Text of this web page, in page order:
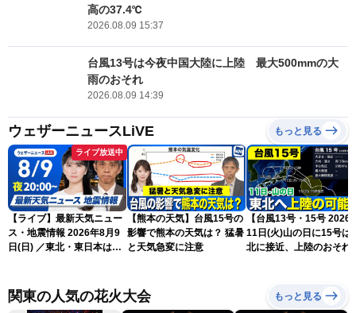
高の37.4℃
2026.08.09 15:37
台風13号は今夜中国大陸に上陸 最大500mmの大
雨のおそれ
2026.08.09 14:39
ウェザーニュースLiVE もっと見る
ライブ放送中
【ライブ】最新天気ニュー
ス・地震情報 2026年8月9
日(日) ／東北・東日本は急
衣／芳野達郎〉
【熊本の天気】台風15号の
影響で熊本の天気は？ 猛暑
と天気急変に注意
【台風13号・15号 2026
11日(火)山の日に15号は
北に接近、上陸のおそれ
関東の人気の花火大会 もっと見る